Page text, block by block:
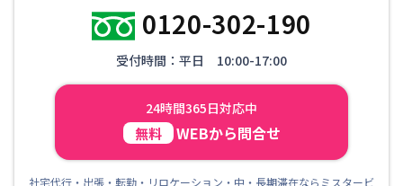
0120-302-190
受付時間：平日 10:00-17:00
24時間365日対応中
無料 WEBから問合せ
社宅代行・出張・転勤・リロケーション・中・長期滞在ならミスタービ